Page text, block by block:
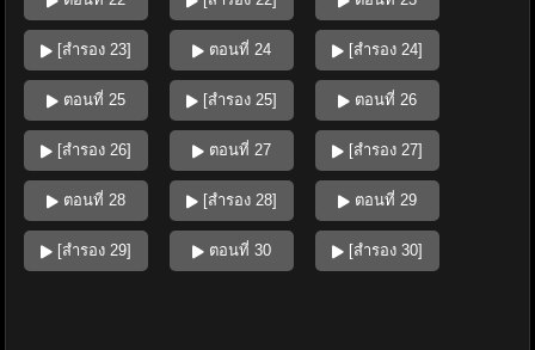
[สำรอง 23] ตอนที่ 24 [สำรอง 24]
ตอนที่ 25 [สำรอง 25] ตอนที่ 26
[สำรอง 26] ตอนที่ 27 [สำรอง 27]
ตอนที่ 28 [สำรอง 28] ตอนที่ 29
[สำรอง 29] ตอนที่ 30 [สำรอง 30]